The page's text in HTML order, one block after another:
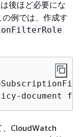
後ほど必要にな
例では、作成す
document
、CloudWatch